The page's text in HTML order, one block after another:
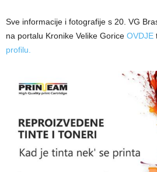
Sve informacije i fotografije s 20. VG
na portalu Kronike Velike Gorice OVDJE
profilu.